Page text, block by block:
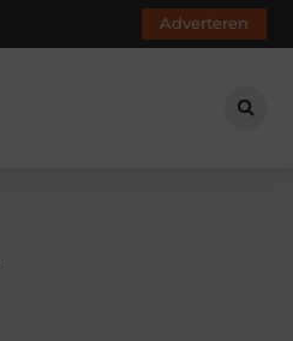
Adverteren